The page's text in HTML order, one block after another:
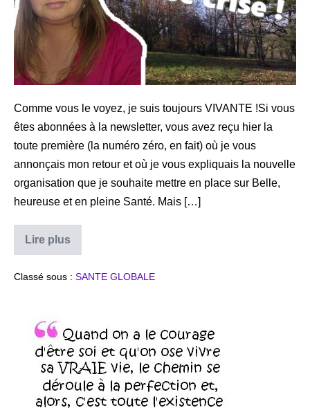
sur
le
blog
news
Comme vous le voyez, je suis toujours VIVANTE !Si vous
êtes abonnées à la newsletter, vous avez reçu hier la
toute première (la numéro zéro, en fait) où je vous
annonçais mon retour et où je vous expliquais la nouvelle
organisation que je souhaite mettre en place sur Belle,
heureuse et en pleine Santé. Mais […]
Lire plusPoussée
de
retour
+
news
Classé sous : SANTE GLOBALE